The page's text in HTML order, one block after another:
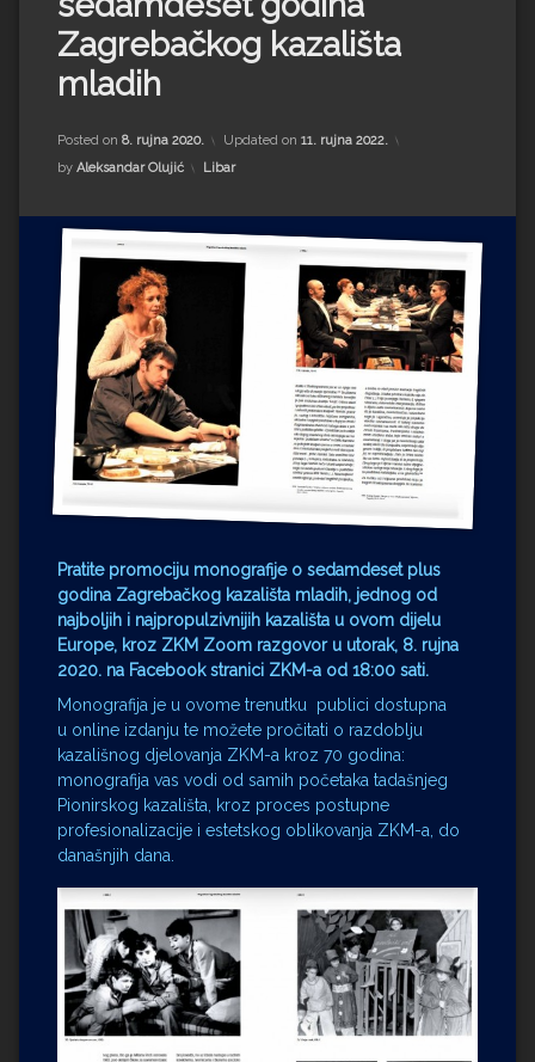
Impressum
Milenko Strižak
Drugi autori
Drugi autori
Ljiljana Lekanić-Kljaić
Željko Krznarić
Mario Lovreković
Miroslav Šantek
Zagrebačkog kazališta
mladih
Posted on 8. rujna 2020. Updated on 11. rujna 2022.
by Aleksandar Olujić Kategorije:
Libar
Pratite promociju monografije o sedamdeset plus
godina Zagrebačkog kazališta mladih, jednog od
najboljih i najpropulzivnijih kazališta u ovom dijelu
Europe, kroz ZKM Zoom razgovor u utorak, 8. rujna
2020. na Facebook stranici ZKM-a od 18:00 sati.
Monografija je u ovome trenutku publici dostupna
u online izdanju te možete pročitati o razdoblju
kazališnog djelovanja ZKM-a kroz 70 godina:
monografija vas vodi od samih početaka tadašnjeg
Pionirskog kazališta, kroz proces postupne
profesionalizacije i estetskog oblikovanja ZKM-a, do
današnjih dana.